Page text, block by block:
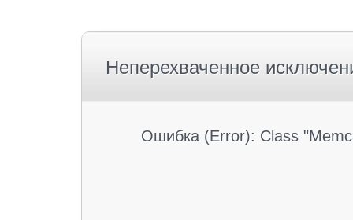
Неперехваченное
Ошибка (Error): Class